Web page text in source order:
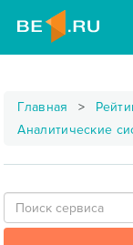
Главная
Аналитические